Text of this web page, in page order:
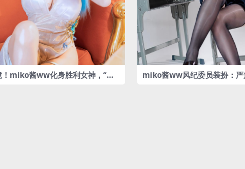
！miko酱ww化身胜利女神，“海
miko酱ww风纪委员装扮：严